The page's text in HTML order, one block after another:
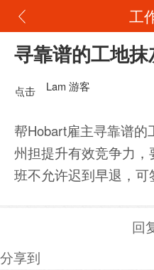
工
寻靠谱的工地
点击
加载
Lam 游客
帮Hobart雇主寻靠谱
州担提升有效竞争力
班不允许迟到早退，可
回
分享到